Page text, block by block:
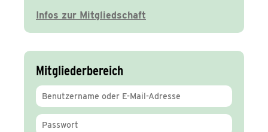
Infos zur Mitgliedschaft
Mitgliederbereich